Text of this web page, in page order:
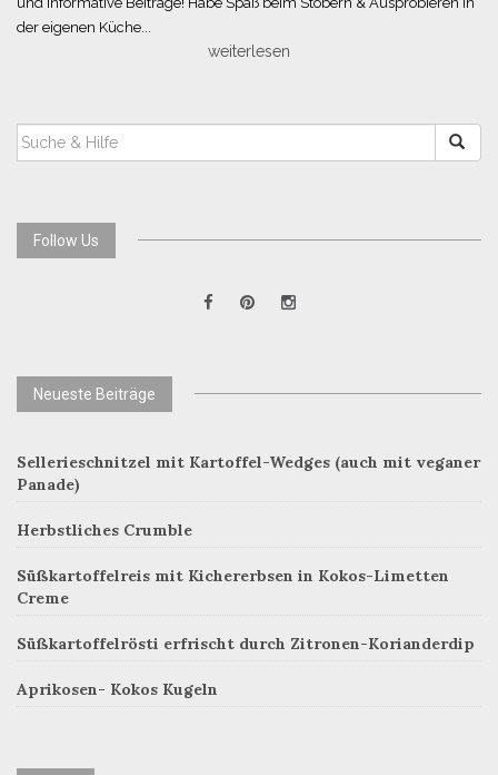
der eigenen Küche...
weiterlesen
SUCHEN
NACH:
Follow Us
Neueste Beiträge
Sellerieschnitzel mit Kartoffel-Wedges (auch mit veganer
Panade)
Herbstliches Crumble
Süßkartoffelreis mit Kichererbsen in Kokos-Limetten
Creme
Süßkartoffelrösti erfrischt durch Zitronen-Korianderdip
Aprikosen- Kokos Kugeln